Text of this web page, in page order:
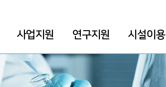
사업지원 연구지원 시설이용